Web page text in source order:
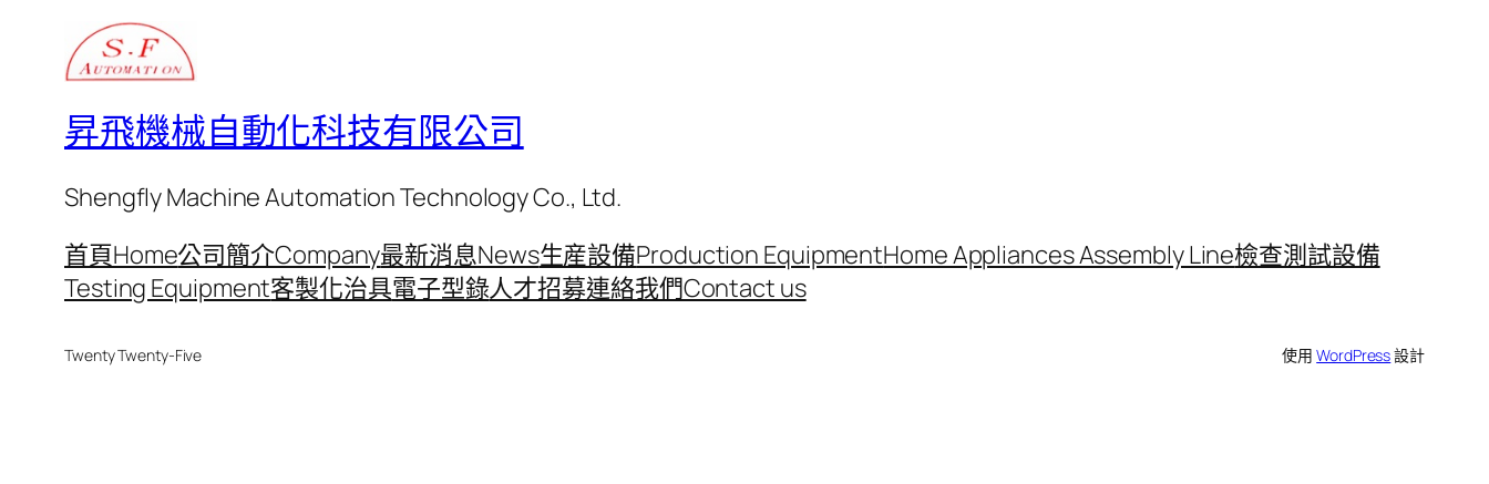
昇飛機械自動化科技有限公司
Shengfly Machine Automation Technology Co., Ltd.
首頁Home公司簡介Company最新消息News生産設備Production EquipmentHome Appliances Assembly Line檢查測試設備
Testing Equipment客製化治具電子型錄人才招募連絡我們Contact us
Twenty Twenty-Five 使用WordPress設計